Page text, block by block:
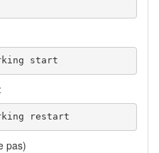
start
restart
pas)